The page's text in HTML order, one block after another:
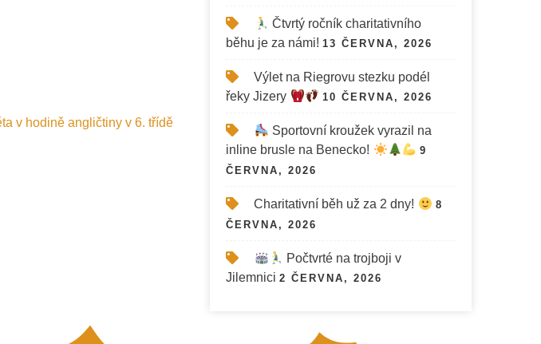
v hodině angličtiny v 6. třídě
Čtvrtý ročník charitativního
běhu je za námi! 13 ČERVNA, 2026
Výlet na Riegrovu stezku podél
řeky Jizery
10 ČERVNA, 2026
Sportovní kroužek vyrazil na
inline brusle na Benecko!
9
ČERVNA, 2026
Charitativní běh už za 2 dny!
8
ČERVNA, 2026
Počtvrté na trojboji v
Jilemnici 2 ČERVNA, 2026